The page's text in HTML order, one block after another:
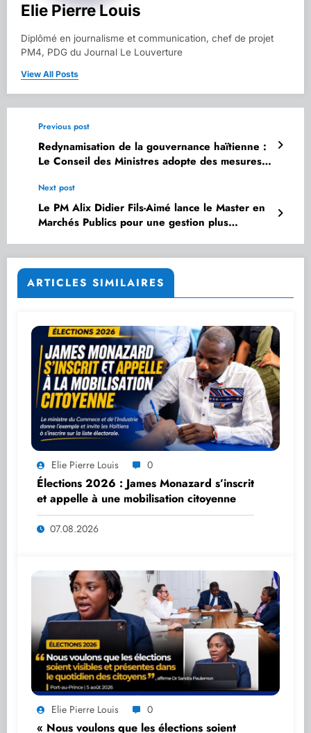
Elie Pierre Louis
Diplômé en journalisme et communication, chef de projet
PM4, PDG du Journal Le Louverture
View All Posts
Previous post
Redynamisation de la gouvernance haïtienne :
Le Conseil des Ministres adopte des mesures
Next post
Le PM Alix Didier Fils-Aimé lance le Master en
Marchés Publics pour une gestion plus
ARTICLES SIMILAIRES
Elie Pierre Louis 0
Élections 2026 : James Monazard s’inscrit
et appelle à une mobilisation citoyenne
07.08.2026
Elie Pierre Louis 0
« Nous voulons que les élections soient